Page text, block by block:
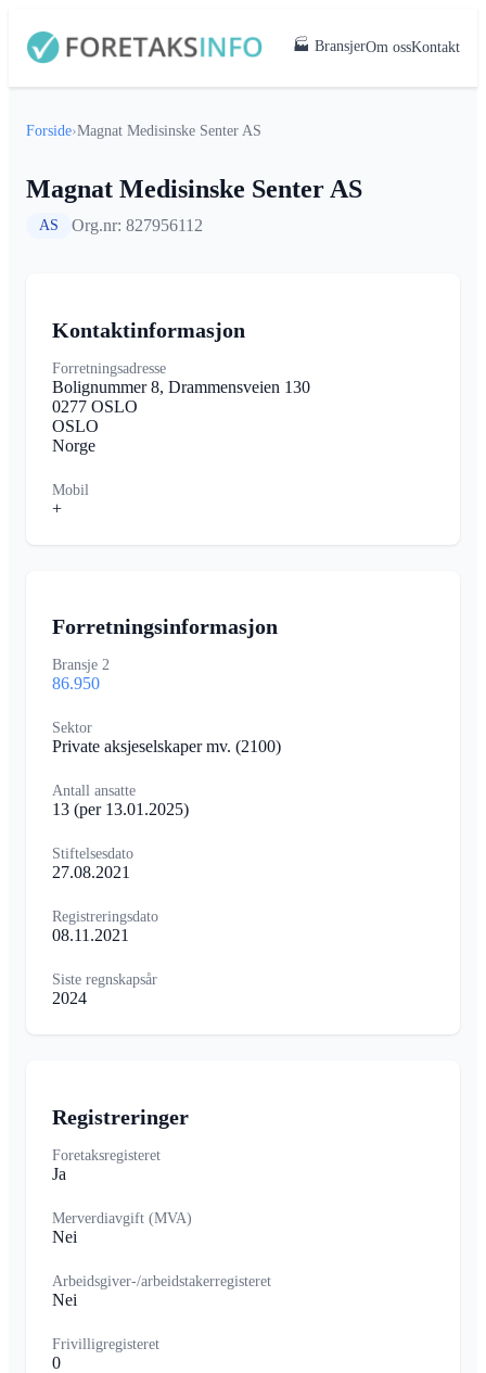
🏭 BransjerOm ossKontakt
Forside›Magnat Medisinske Senter AS
Magnat Medisinske Senter AS
AS Org.nr: 827956112
Kontaktinformasjon
Forretningsadresse
Bolignummer 8, Drammensveien 130
0277 OSLO
OSLO
Norge
Mobil
+
Forretningsinformasjon
Bransje 2
86.950
Sektor
Private aksjeselskaper mv. (2100)
Antall ansatte
13 (per 13.01.2025)
Stiftelsesdato
27.08.2021
Registreringsdato
08.11.2021
Siste regnskapsår
2024
Registreringer
Foretaksregisteret
Ja
Merverdiavgift (MVA)
Nei
Arbeidsgiver-/arbeidstakerregisteret
Nei
Frivilligregisteret
0